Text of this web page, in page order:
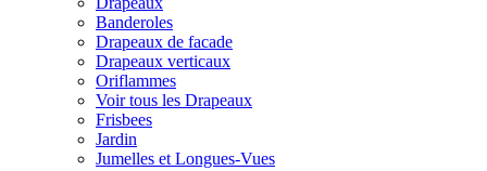
Banderoles
Drapeaux de facade
Drapeaux verticaux
Oriflammes
Voir tous les Drapeaux
Frisbees
Jardin
Jumelles et Longues-Vues